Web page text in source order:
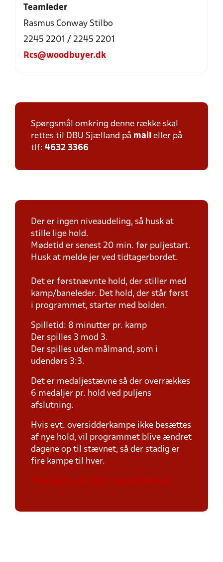
Teamleder
Rasmus Conway Stilbo
2245 2201 / 2245 2201
Rcs@woodbuyer.dk
Spørgsmål omkring denne række skal
rettes til DBU Sjælland på mail eller på
tlf: 4632 3366
Der er ingen niveaudeling, så husk at
stille lige hold.
Mødetid er senest 20 min. før puljestart.
Husk at melde jer ved tidtagerbordet.
Det er førstnævnte hold, der stiller med
kamp/baneleder. Det hold, der står først
i programmet, starter med bolden.
Spilletid: 8 minutter pr. kamp
Der spilles 3 mod 3.
Der spilles uden målmand, som i
udendørs 3:3.
Det er medaljestævne så der overrækkes
6 medaljer pr. hold ved puljens
afslutning.
Hvis evt. oversidderkampe ikke besættes
af nye hold, vil programmet blive ændret
dagene op til stævnet, så der stadig er
fire kampe til hver.
Oversigt over alle ½ banestævner.